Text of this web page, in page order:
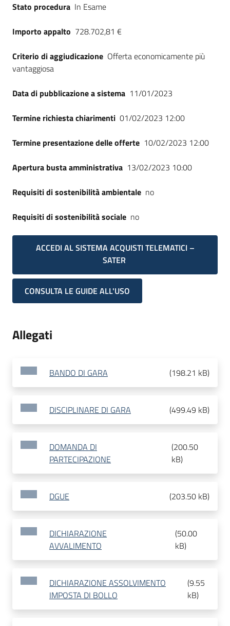
Stato procedura In Esame
Importo appalto 728.702,81 €
Criterio di aggiudicazione Offerta economicamente più
vantaggiosa
Data di pubblicazione a sistema 11/01/2023
Termine richiesta chiarimenti 01/02/2023 12:00
Termine presentazione delle offerte 10/02/2023 12:00
Apertura busta amministrativa 13/02/2023 10:00
Requisiti di sostenibilità ambientale no
Requisiti di sostenibilità sociale no
ACCEDI AL SISTEMA ACQUISTI TELEMATICI –
SATER
CONSULTA LE GUIDE ALL'USO
Allegati
BANDO DI GARA (198.21 kB)
DISCIPLINARE DI GARA (499.49 kB)
DOMANDA DI
PARTECIPAZIONE
(200.50
kB)
DGUE (203.50 kB)
DICHIARAZIONE
AVVALIMENTO
(50.00
kB)
DICHIARAZIONE ASSOLVIMENTO
IMPOSTA DI BOLLO
(9.55
kB)